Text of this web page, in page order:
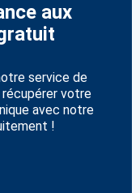
aux
service de
récupérer votre
avec notre
!